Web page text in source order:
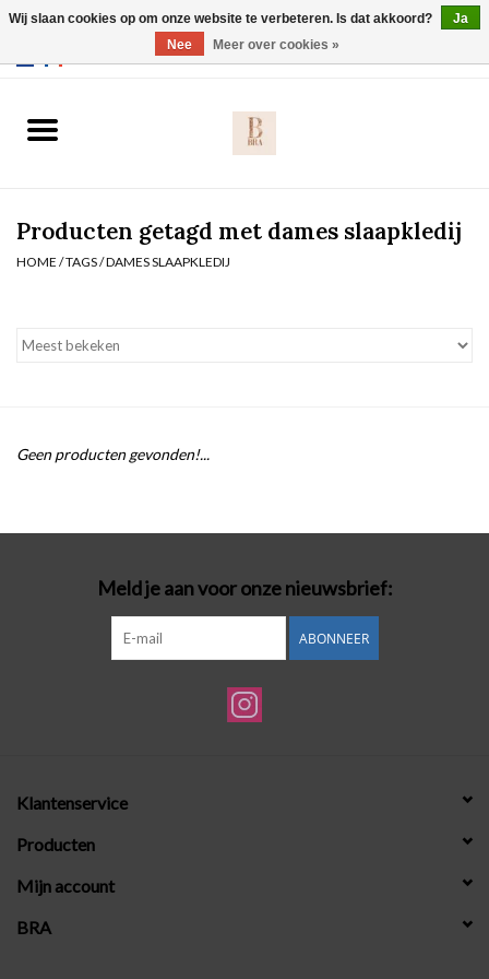
Slip
Nachtmode
Badmode
Lingerie-accessoires
Cadeaubonnen
Producten getagd met dames slaapkledij
HOME /TAGS/DAMES SLAAPKLEDIJ
Geen producten gevonden!...
Meld je aan voor onze nieuwsbrief:
ABONNEER
Klantenservice
Producten
Mijn account
BRA
Wij slaan cookies op om onze website te verbeteren. Is dat akkoord?
Ja
Nee
Meer over cookies »
Webshop werkt met EU maten. .